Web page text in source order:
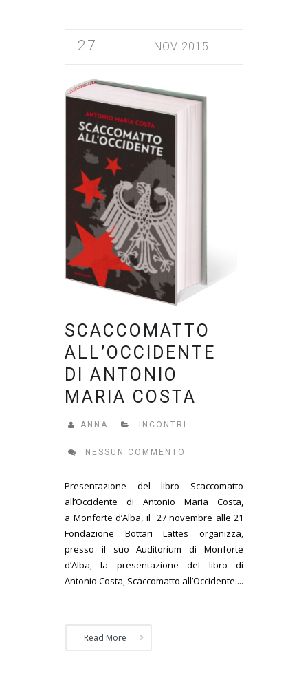
27 NOV 2015
SCACCOMATTO
ALL’OCCIDENTE
DI ANTONIO
MARIA COSTA
ANNA INCONTRI
NESSUN COMMENTO
Presentazione del libro Scaccomatto
all’Occidente di Antonio Maria Costa,
a Monforte d’Alba, il 27 novembre alle 21
Fondazione Bottari Lattes organizza,
presso il suo Auditorium di Monforte
d’Alba, la presentazione del libro di
Antonio Costa, Scaccomatto all’Occidente....
Read More